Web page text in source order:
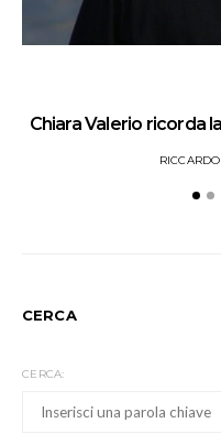
Chiara Valerio ricorda
RICCARDO
CERCA
CERCA: